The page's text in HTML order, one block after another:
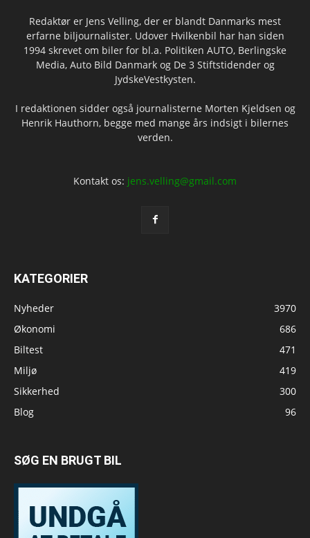
Redaktør er Jens Velling, der er blandt Danmarks mest
erfarne biljournalister. Udover Hvilkenbil har han siden
1994 skrevet om biler for bl.a. Politiken AUTO, Berlingske
Media, Auto Bild Danmark og De 3 Stiftstidender og
JydskeVestkysten.
I redaktionen sidder også journalisterne Morten Kjeldsen og
Henrik Hauthorn, begge med mange års indsigt i bilernes
verden.
Kontakt os: jens.velling@gmail.com
KATEGORIER
Nyheder
3970
Økonomi
686
Biltest
471
Miljø
419
Sikkerhed
300
Blog
96
SØG EN BRUGT BIL